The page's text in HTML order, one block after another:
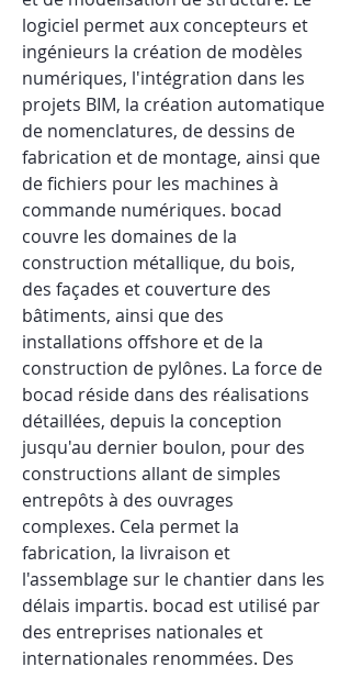
logiciel permet aux concepteurs et
ingénieurs la création de modèles
numériques, l'intégration dans les
projets BIM, la création automatique
de nomenclatures, de dessins de
fabrication et de montage, ainsi que
de fichiers pour les machines à
commande numériques. bocad
couvre les domaines de la
construction métallique, du bois,
des façades et couverture des
bâtiments, ainsi que des
installations offshore et de la
construction de pylônes. La force de
bocad réside dans des réalisations
détaillées, depuis la conception
jusqu'au dernier boulon, pour des
constructions allant de simples
entrepôts à des ouvrages
complexes. Cela permet la
fabrication, la livraison et
l'assemblage sur le chantier dans les
délais impartis. bocad est utilisé par
des entreprises nationales et
internationales renommées. Des